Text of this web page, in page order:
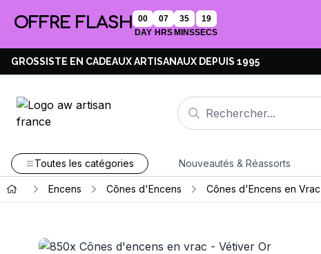
OFFRE FLASH
00
DAY
07
HRS
35
MINS
18
SECS
GROSSISTE EN CADEAUX ARTISANAUX DEPUIS 1995
Toutes les catégories Nouveautés & Réassorts
Encens Cônes d'Encens Cônes d'Encens en Vrac